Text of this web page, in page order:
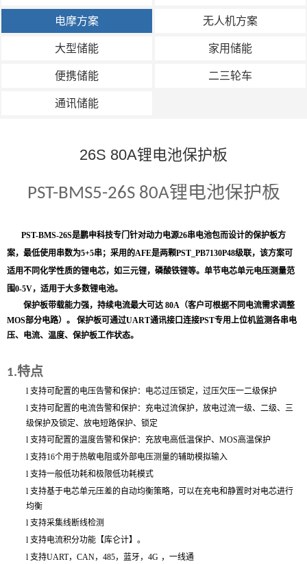
电摩方案 无人机方案
大型储能 家用储能
便携储能 二三轮车
通讯储能
26S 80A锂电池保护板
PST-BMS5-26S 80A锂电池保护板
PST-BMS-26S是鹏申科技专门针对动力电源26串电池包而设计的保护板方
案，最低使用串数为5+5串；采用的AFE是两颗PST_PB7130P48级联，该方案可
适用不同化学性质的锂电芯，如三元锂，磷酸铁锂等。单节电芯单元电压测量范
围0-5V，适用于大多数锂电池。
保护板带载能力强，持续电流最大可达 80A （客户可根据不同电流需求调整
MOS部分电路）。 保护板可通过UART通讯接口连接PST专用上位机监测各串电
压、电流、温度、保护板工作状态。
1.特点
l 支持可配置的电压告警和保护：电芯过压锁定，过压欠压一二级保护
l 支持可配置的电流告警和保护：充电过流保护，放电过流一级、二级、三
级保护及锁定、放电短路保护、锁定
l 支持可配置的温度告警和保护：充放电高低温保护、MOS高温保护
l 支持16个用于热敏电阻或外部电压测量的辅助模拟输入
l 支持一般低功耗和极限低功耗模式
l 支持基于电芯单元压差的自动均衡策略，可以在充电和静置时对电芯进行
均衡
l 支持采集线断线检测
l 支持电流积分功能【库仑计】。
l 支持UART，CAN，485，蓝牙，4G ，一线通